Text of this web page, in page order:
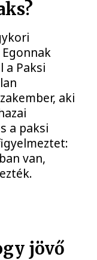
a Paksi
aki
a paksi
van,
jövő